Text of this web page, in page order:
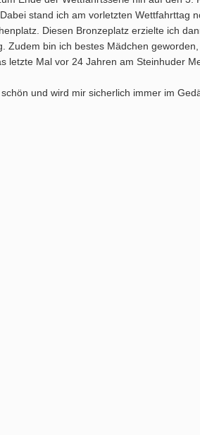
stand ich am vorletzten Wettfahrttag
Diesen Bronzeplatz erzielte ich
Zudem bin ich bestes Mädchen
letzte Mal vor 24 Jahren am Steinhuder
und wird mir sicherlich immer im